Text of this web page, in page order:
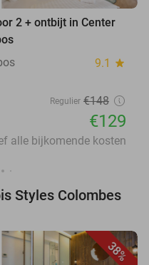
2 + ontbijt in Center
9.1 star
Regulier €148
€129
alle bijkomende kosten
Styles Colombes
38%